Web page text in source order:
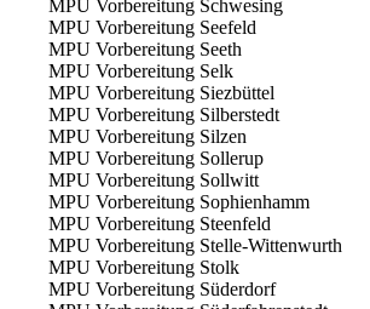
MPU Vorbereitung Schwesing
MPU Vorbereitung Seefeld
MPU Vorbereitung Seeth
MPU Vorbereitung Selk
MPU Vorbereitung Siezbüttel
MPU Vorbereitung Silberstedt
MPU Vorbereitung Silzen
MPU Vorbereitung Sollerup
MPU Vorbereitung Sollwitt
MPU Vorbereitung Sophienhamm
MPU Vorbereitung Steenfeld
MPU Vorbereitung Stelle-Wittenwurth
MPU Vorbereitung Stolk
MPU Vorbereitung Süderdorf